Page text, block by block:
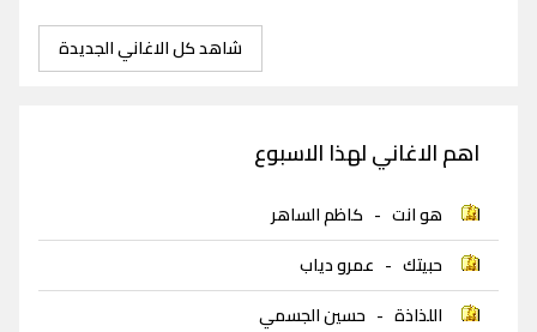
شاهد كل الاغاني الجديدة
اهم الاغاني لهذا الاسبوع
هو انت - كاظم الساهر
حبيتك - عمرو دياب
اللذاذة - حسين الجسمي